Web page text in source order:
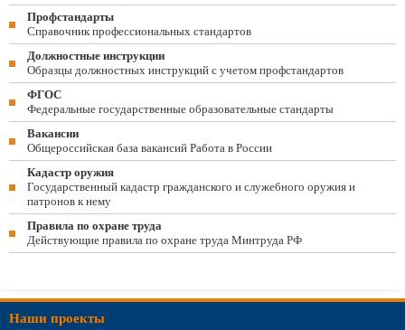
Профстандарты
Справочник профессиональных стандартов
Должностные инструкции
Образцы должностных инструкций с учетом профстандартов
ФГОС
Федеральные государственные образовательные стандарты
Вакансии
Общероссийская база вакансий Работа в России
Кадастр оружия
Государственный кадастр гражданского и служебного оружия и
патронов к нему
Правила по охране труда
Действующие правила по охране труда Минтруда РФ
Наши проекты